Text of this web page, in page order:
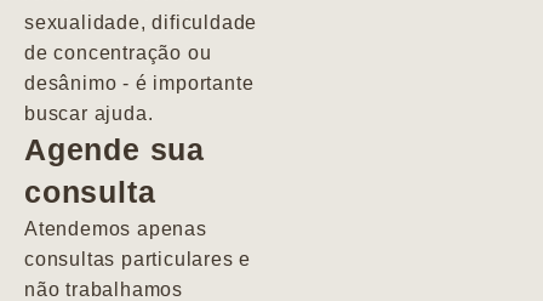
sexualidade, dificuldade
de concentração ou
desânimo - é importante
buscar ajuda.
Agende sua
consulta
Atendemos apenas
consultas particulares e
não trabalhamos